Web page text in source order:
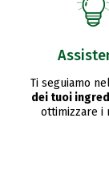
Ti seguiamo
dei tuoi
ottimizzare i